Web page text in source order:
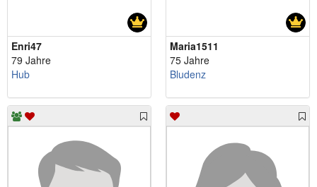
Enri47
79 Jahre
Hub
Maria1511
75 Jahre
Bludenz